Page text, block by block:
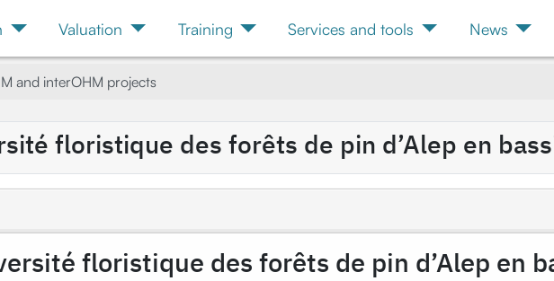
Valuation Training Services and tools News
and interOHM projects
floristique des forêts de pin d’Alep en
floristique des forêts de pin d’Alep en